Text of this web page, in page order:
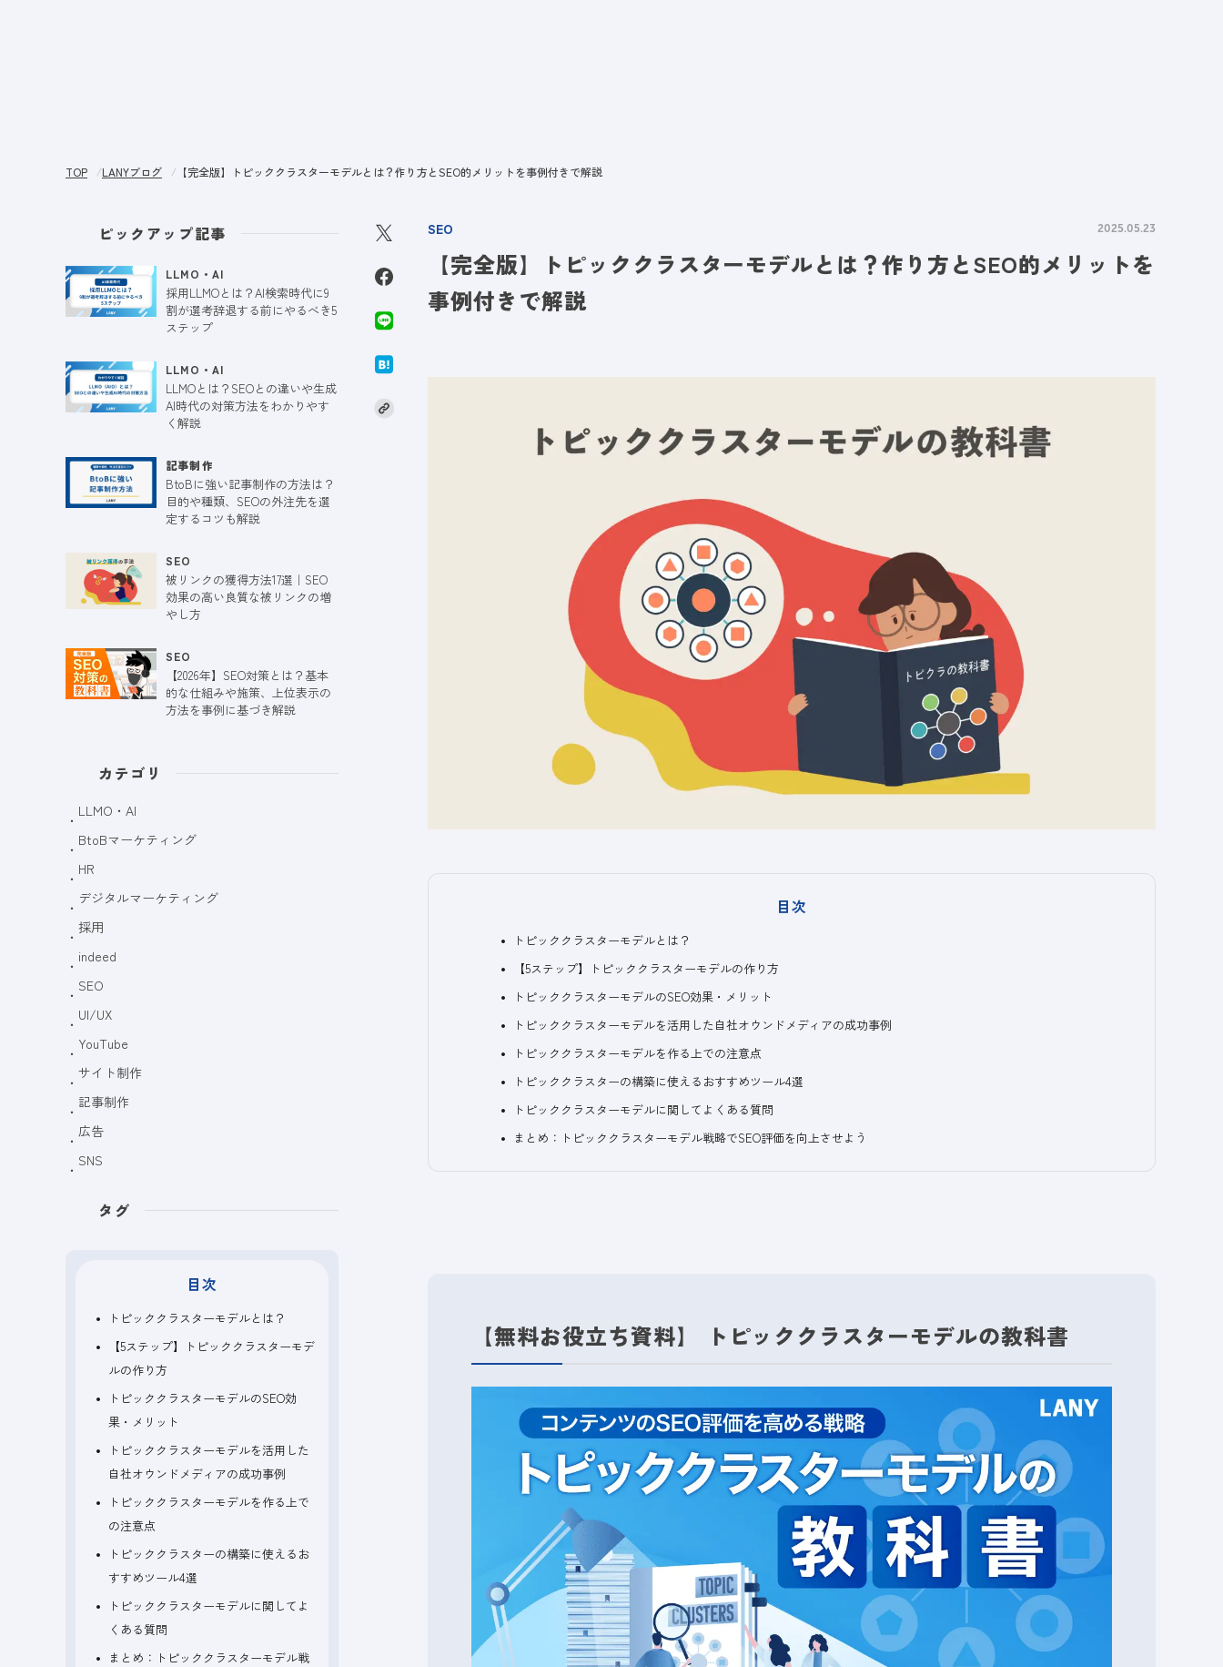
TOP LANYブログ 【完全版】トピッククラスターモデルとは？作り方とSEO的メリットを事例付きで解説
SEO 2025.05.23
【完全版】トピッククラスターモデルとは？作り方とSEO的メリットを
事例付きで解説
目次
トピッククラスターモデルとは？
【5ステップ】トピッククラスターモデルの作り方
トピッククラスターモデルのSEO効果・メリット
トピッククラスターモデルを活用した自社オウンドメディアの成功事例
トピッククラスターモデルを作る上での注意点
トピッククラスターの構築に使えるおすすめツール4選
トピッククラスターモデルに関してよくある質問
まとめ：トピッククラスターモデル戦略でSEO評価を向上させよう
【無料お役立ち資料】 トピッククラスターモデルの教科書
ピックアップ記事
LLMO・AI
採用LLMOとは？AI検索時代に9
割が選考辞退する前にやるべき5
ステップ
LLMO・AI
LLMOとは？SEOとの違いや生成
AI時代の対策方法をわかりやす
く解説
記事制作
BtoBに強い記事制作の方法は？
目的や種類、SEOの外注先を選
定するコツも解説
SEO
被リンクの獲得方法17選｜SEO
効果の高い良質な被リンクの増
やし方
SEO
【2026年】SEO対策とは？基本
的な仕組みや施策、上位表示の
方法を事例に基づき解説
カテゴリ
LLMO・AI
BtoBマーケティング
HR
デジタルマーケティング
採用
indeed
SEO
UI/UX
YouTube
サイト制作
記事制作
広告
SNS
タグ
目次
トピッククラスターモデルとは？
【5ステップ】トピッククラスターモデ
ルの作り方
トピッククラスターモデルのSEO効
果・メリット
トピッククラスターモデルを活用した
自社オウンドメディアの成功事例
トピッククラスターモデルを作る上で
の注意点
トピッククラスターの構築に使えるお
すすめツール4選
トピッククラスターモデルに関してよ
くある質問
まとめ：トピッククラスターモデル戦